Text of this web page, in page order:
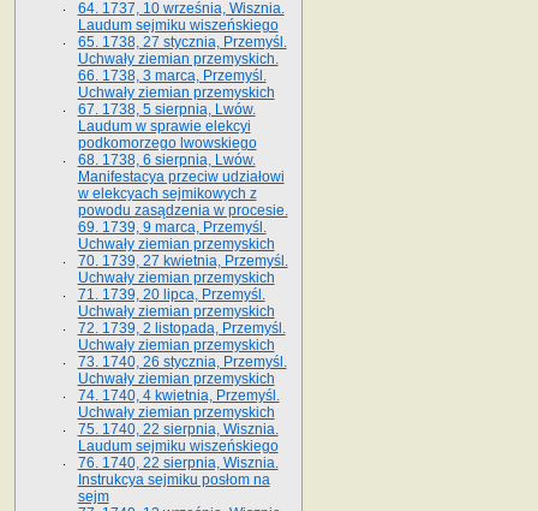
64. 1737, 10 września, Wisznia.
Laudum sejmiku wiszeńskiego
65. 1738, 27 stycznia, Przemyśl.
Uchwały ziemian przemyskich­­.
66. 1738, 3 marca, Przemyśl.
Uchwały ziemian przemyskich­
67. 1738, 5 sierpnia, Lwów.
Laudum w sprawie elekcyi
podkomorzego lwowskiego
68. 1738, 6 sierpnia, Lwów.
Manifestacya przeciw udziałowi
w elekcyach sejmikowych z
powodu zasądzenia w procesie.
69. 1739, 9 marca, Przemyśl.
Uchwały ziemian przemyskich
70. 1739, 27 kwietnia, Przemyśl.
Uchwały ziemian przemyskich
71. 1739, 20 lipca, Przemyśl.
Uchwały ziemian przemyskich
72. 1739, 2 listopada, Przemyśl.
Uchwały ziemian przemyskich
73. 1740, 26 stycznia, Przemyśl.
Uchwały ziemian przemyskich
74. 1740, 4 kwietnia, Przemyśl.
Uchwały ziemian przemyskich
75. 1740, 22 sierpnia, Wisznia.
Laudum sejmiku wiszeńskiego
76. 1740, 22 sierpnia, Wisznia.
Instrukcya sejmiku posłom na
sejm